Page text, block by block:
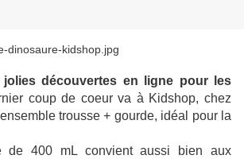
jolies découvertes en ligne pour les
coup de coeur va à Kidshop, chez
trousse + gourde, idéal pour la
de 400 mL convient aussi bien aux